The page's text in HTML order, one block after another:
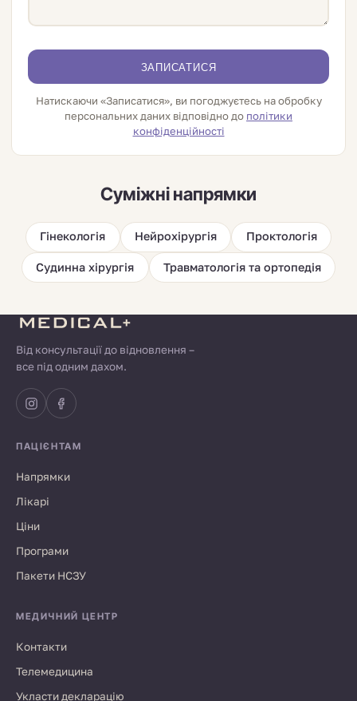
ЗАПИСАТИСЯ
Натискаючи «Записатися», ви погоджуєтесь на обробку
персональних даних відповідно до політики
конфіденційності
Суміжні напрямки
Гінекологія Нейрохірургія Проктологія
Судинна хірургія Травматологія та ортопедія
Від консультації до відновлення –
все під одним дахом.
ПАЦІЄНТАМ
Напрямки
Лікарі
Ціни
Програми
Пакети НСЗУ
МЕДИЧНИЙ ЦЕНТР
Контакти
Телемедицина
Укласти декларацію